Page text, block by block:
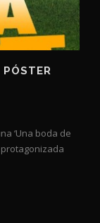
PÓSTER
‘Una boda de